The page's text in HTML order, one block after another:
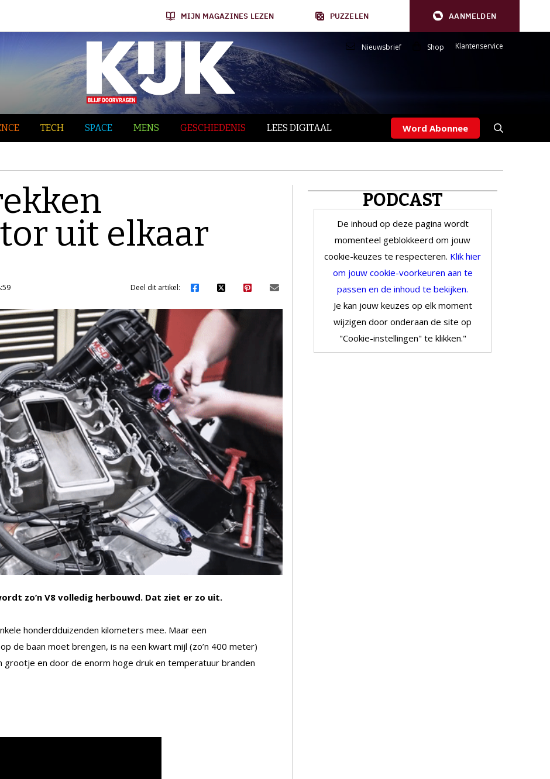
MIJN MAGAZINES LEZEN PUZZELEN AANMELDEN
Nieuwsbrief Shop Klantenservice
TECH SPACE MENS GESCHIEDENIS LEES DIGITAAL Word Abonnee
uit elkaar
Deel dit artikel:
zo’n V8 volledig herbouwd. Dat ziet er zo uit.
honderdduizenden kilometers mee. Maar een
de baan moet brengen, is na een kwart mijl (zo’n 400 meter)
grootje en door de enorm hoge druk en temperatuur branden
PODCAST
De inhoud op deze pagina wordt
momenteel geblokkeerd om jouw
cookie-keuzes te respecteren. Klik hier
om jouw cookie-voorkeuren aan te
passen en de inhoud te bekijken.
Je kan jouw keuzes op elk moment
wijzigen door onderaan de site op
"Cookie-instellingen" te klikken."